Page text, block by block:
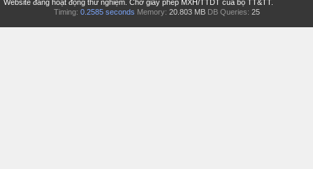
Website đang hoạt động thử nghiệm. Chờ giấy phép MXH/TTDT của bộ TT&TT.
Timing: 0.2585 seconds Memory: 20.803 MB DB Queries: 25